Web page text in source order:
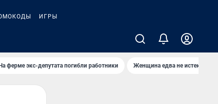
ИГРЫ
ферме экс-депутата погибли работники Женщина едва не истекла